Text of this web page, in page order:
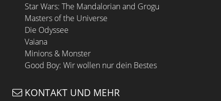
Star Wars: The Mandalorian and Grogu
Masters of the Universe
Die Odyssee
Vaiana
Minions & Monster
Good Boy: Wir wollen nur dein Bestes
KONTAKT UND MEHR